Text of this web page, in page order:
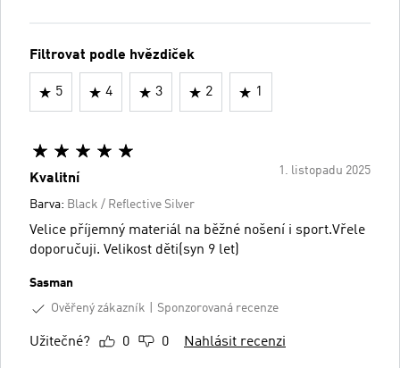
Filtrovat podle hvězdiček
5 4 3 2 1
1. listopadu 2025
Kvalitní
Barva: Black / Reflective Silver
Velice příjemný materiál na běžné nošení i sport.Vřele
doporučuji. Velikost děti(syn 9 let)
Sasman
Ověřený zákazník
Sponzorovaná recenze
Užitečné? 0 0 Nahlásit recenzi